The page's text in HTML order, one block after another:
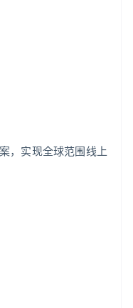
，实现全球范围线上